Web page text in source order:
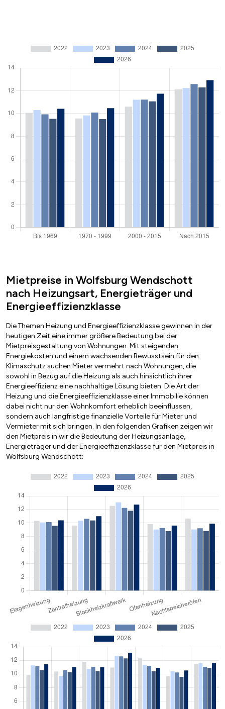
Mietpreise in Wolfsburg Wendschott
nach Heizungsart, Energieträger und
Energieeffizienzklasse
Die Themen Heizung und Energieeffizienzklasse gewinnen in der
heutigen Zeit eine immer größere Bedeutung bei der
Mietpreisgestaltung von Wohnungen. Mit steigenden
Energiekosten und einem wachsenden Bewusstsein für den
Klimaschutz suchen Mieter vermehrt nach Wohnungen, die
sowohl in Bezug auf die Heizung als auch hinsichtlich ihrer
Energieeffizienz eine nachhaltige Lösung bieten. Die Art der
Heizung und die Energieeffizienzklasse einer Immobilie können
dabei nicht nur den Wohnkomfort erheblich beeinflussen,
sondern auch langfristige finanzielle Vorteile für Mieter und
Vermieter mit sich bringen. In den folgenden Grafiken zeigen wir
den Mietpreis in wir die Bedeutung der Heizungsanlage,
Energieträger und der Energieeffizienzklasse für den Mietpreis in
Wolfsburg Wendschott: